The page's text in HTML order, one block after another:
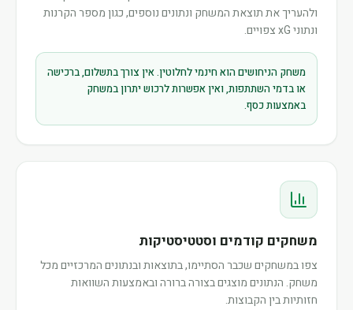
ולהעריך את תוצאת המשחק ונתונים נוספים, כגון מספר הקרנות
ונתוני xG צפויים.
משחק הניחושים הוא חינמי לחלוטין. אין צורך בתשלום, ברכישה
או בדמי השתתפות, ואין אפשרות לרכוש יתרון במשחק
באמצעות כסף.
משחקים קודמים וסטטיסטיקות
צפו במשחקים שכבר הסתיימו, בתוצאות ובנתונים המרכזיים מכל
משחק. הנתונים מוצגים בצורה ברורה ובאמצעות השוואות
חזותיות בין הקבוצות.